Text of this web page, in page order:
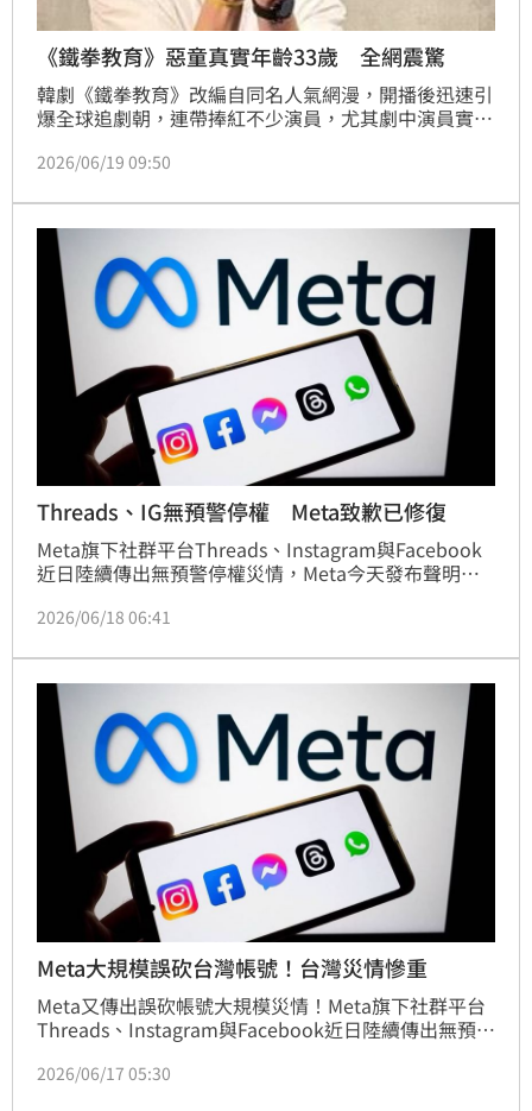
《鐵拳教育》惡童真實年齡33歲 全網震驚
韓劇《鐵拳教育》改編自同名人氣網漫，開播後迅速引
爆全球追劇朝，連帶捧紅不少演員，尤其劇中演員實際
（장요훈）降齡飾演一名14歲的少年犯，震驚大批觀
2026/06/19 09:50
Threads、IG無預警停權 Meta致歉已修復
Meta旗下社群平台Threads、Instagram與Facebook
近日陸續傳出無預警停權災情，Meta今天發布聲明表
年齡驗證流程，Meta已找出問題並完成修復，絕大多
2026/06/18 06:41
Meta大規模誤砍台灣帳號！台灣災情慘重
Meta又傳出誤砍帳號大規模災情！Meta旗下社群平台
Threads、Instagram與Facebook近日陸續傳出無預警
歲」遭鎖帳號，多家台灣知名媒體與政治人物帳號也受
2026/06/17 05:30